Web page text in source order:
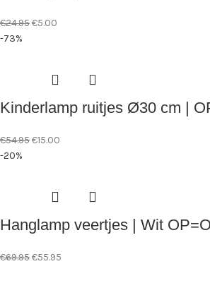
€24.95€5.00
-73%
Kinderlamp ruitjes Ø30 cm |
€54.95€15.00
-20%
Hanglamp veertjes | Wit
€69.95€55.95